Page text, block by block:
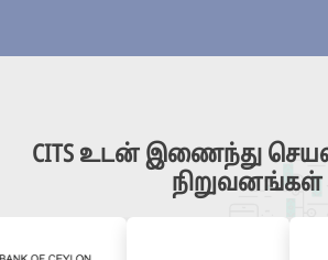
CITS உடன் இணைந்து
நிறுவனங்கள்